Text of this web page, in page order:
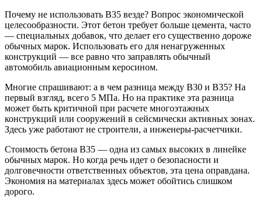
Почему не использовать B35 везде? Вопрос экономической
целесообразности. Этот бетон требует больше цемента, часто
— специальных добавок, что делает его существенно дороже
обычных марок. Использовать его для ненагруженных
конструкций — все равно что заправлять обычный
автомобиль авиационным керосином.
Многие спрашивают: а в чем разница между B30 и B35? На
первый взгляд, всего 5 МПа. Но на практике эта разница
может быть критичной при расчете многоэтажных
конструкций или сооружений в сейсмически активных зонах.
Здесь уже работают не строители, а инженеры-расчетчики.
Стоимость бетона B35 — одна из самых высоких в линейке
обычных марок. Но когда речь идет о безопасности и
долговечности ответственных объектов, эта цена оправдана.
Экономия на материалах здесь может обойтись слишком
дорого.